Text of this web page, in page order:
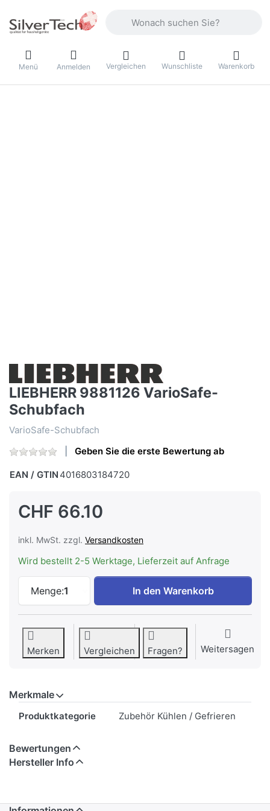
Menü Anmelden Vergleichen Wunschliste Warenkorb
LIEBHERR 9881126 VarioSafe-
Schubfach
VarioSafe-Schubfach
Geben Sie die erste Bewertung ab
EAN / GTIN 4016803184720
CHF 66.10
inkl. MwSt. zzgl. Versandkosten
Wird bestellt 2-5 Werktage, Lieferzeit auf Anfrage
Menge:1
LIEBHERR 9881126 VarioSafe-
In den Warenkorb
Merken Vergleichen Fragen? Weitersagen
Merkmale
Produktkategorie Zubehör Kühlen / Gefrieren
Bewertungen
Hersteller Info